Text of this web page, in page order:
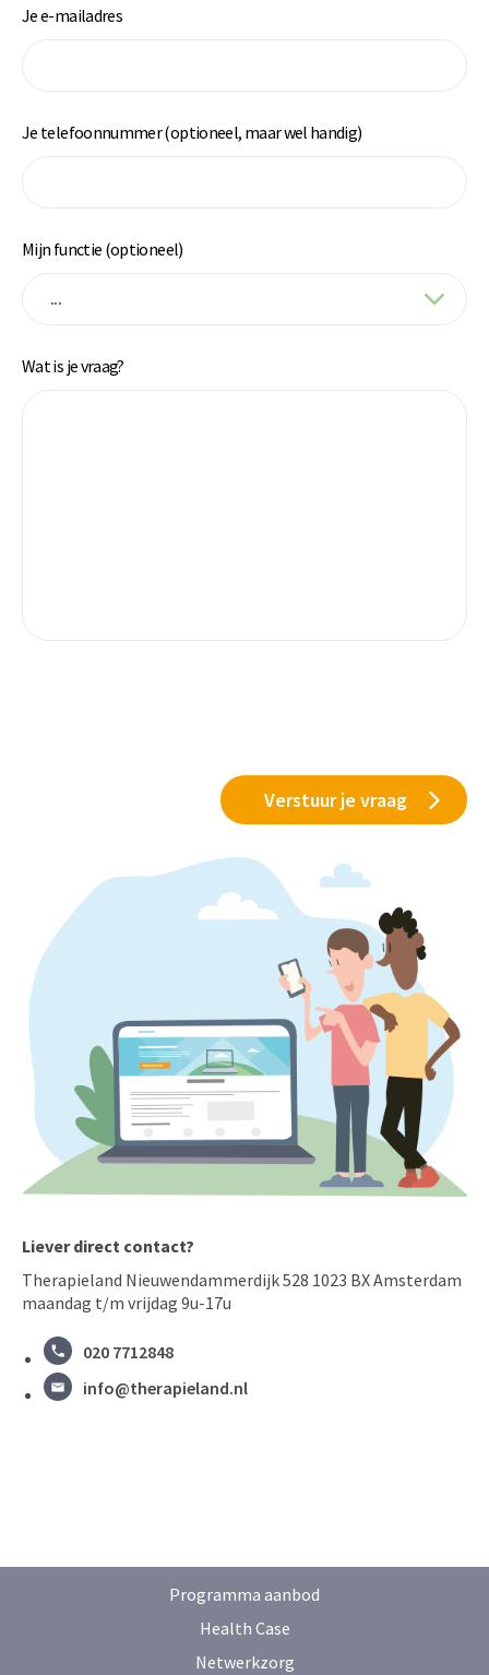
Je e-mailadres
Je telefoonnummer (optioneel, maar wel handig)
Mijn functie (optioneel)
Wat is je vraag?
Liever direct contact?
Therapieland Nieuwendammerdijk 528 1023 BX Amsterdam
maandag t/m vrijdag 9u-17u
020 7712848
info@therapieland.nl
Programma aanbod
Health Case
Netwerkzorg